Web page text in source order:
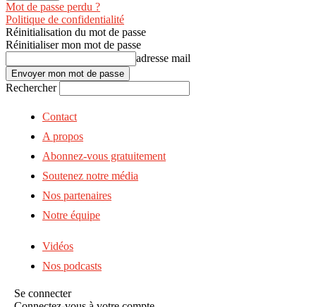
Mot de passe perdu ?
Politique de confidentialité
Réinitialisation du mot de passe
Réinitialiser mon mot de passe
adresse mail
Rechercher
Contact
A propos
Abonnez-vous gratuitement
Soutenez notre média
Nos partenaires
Notre équipe
Vidéos
Nos podcasts
Se connecter